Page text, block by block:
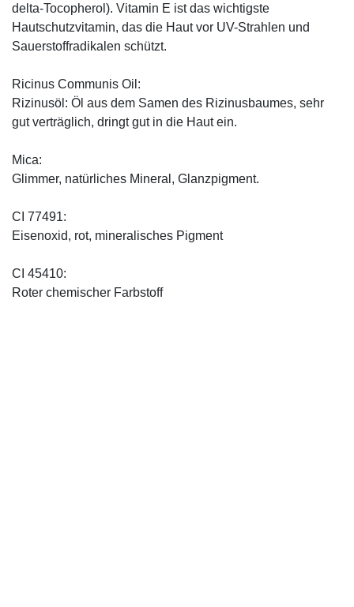
delta-Tocopherol). Vitamin E ist das wichtigste
Hautschutzvitamin, das die Haut vor UV-Strahlen und
Sauerstoffradikalen schützt.
Ricinus Communis Oil:
Rizinusöl: Öl aus dem Samen des Rizinusbaumes, sehr
gut verträglich, dringt gut in die Haut ein.
Mica:
Glimmer, natürliches Mineral, Glanzpigment.
CI 77491:
Eisenoxid, rot, mineralisches Pigment
CI 45410:
Roter chemischer Farbstoff